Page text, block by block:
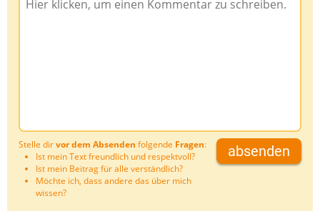
Stelle dirvor dem Absenden folgende Fragen:
Ist mein Text freundlich und respektvoll?
Ist mein Beitrag für alle verständlich?
Möchte ich, dass andere das über mich
wissen?
absenden